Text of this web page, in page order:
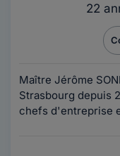
22
Maître Jérôme
Strasbourg depuis
chefs d'entreprise